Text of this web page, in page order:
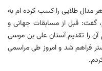
هر مدال طلایی را کسب کرده ام به
گفت: قبل از مسابقات جهانی و
را تقدیم آستان علی بن موسی
فراهم شد و امروز طی مراسمی